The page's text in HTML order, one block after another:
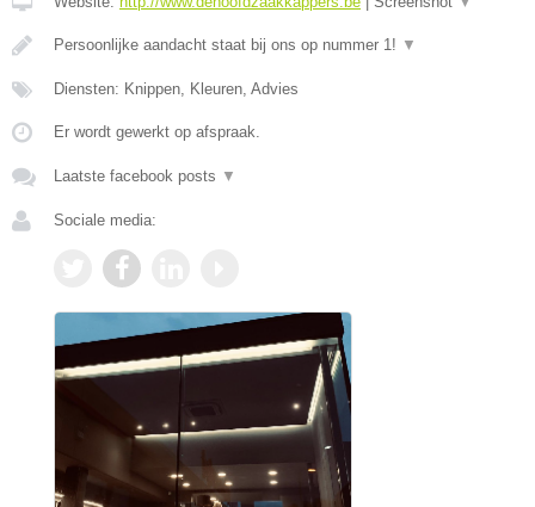
Persoonlijke aandacht staat bij ons op nummer 1! ▼
Diensten: Knippen, Kleuren, Advies
Er wordt gewerkt op afspraak.
Laatste facebook posts ▼
Sociale media: